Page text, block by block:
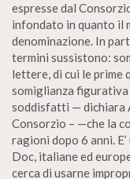
espresse dal
infondato in quanto il
denominazione. In
termini sussistono:
lettere, di cui le
somiglianza
soddisfatti — dichiara
Consorzio – —che la
ragioni dopo 6 anni.
Doc, italiane ed
cerca di usarne